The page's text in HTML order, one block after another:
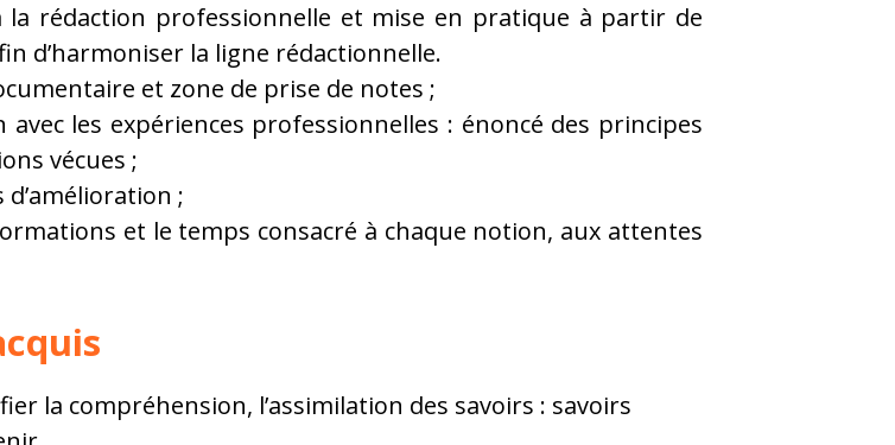
la rédaction professionnelle et mise en pratique à partir de
d’harmoniser la ligne rédactionnelle.
et zone de prise de notes ;
les expériences professionnelles : énoncé des principes
vécues ;
;
et le temps consacré à chaque notion, aux attentes
la compréhension, l’assimilation des savoirs : savoirs